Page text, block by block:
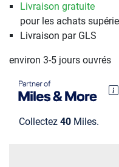
Livraison gratuite
pour les achats
Livraison par GLS
environ 3-5 jours ouvrés
Collectez 40 Miles.